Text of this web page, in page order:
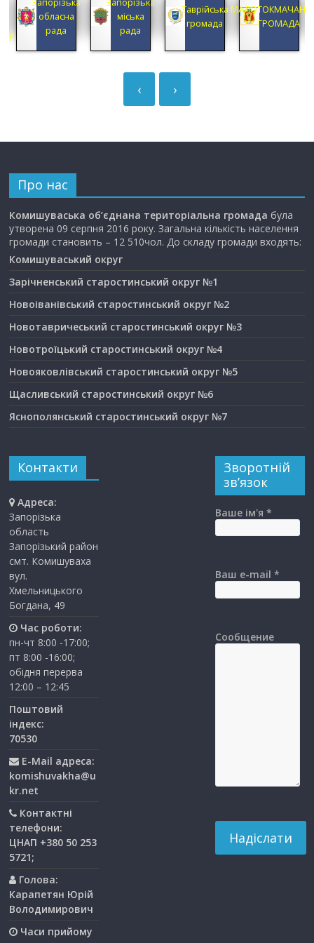
обласна
рада
міська
рада
Таврійська
громада
ГРОМАДА
›
‹
Про нас
Комишуваська об’єднана територіальна громада була
утворена 09 серпня 2016 року. Загальна кількість населення
громади становить – 12 510чол. До складу громади входять:
Комишуваський округ
Зарічненський старостинський округ №1
Новоіванівський старостинський округ №2
Новотавричеський старостинський округ №3
Новотроїцький старостинський округ №4
Новояковлівський старостинський округ №5
Щасливський старостинський округ №6
Яснополянський старостинський округ №7
Контакти
Адреса:
Запорізька
область
Запорізький район
смт. Комишуваха
вул.
Хмельницького
Богдана, 49
Час роботи:
пн-чт 8:00 -17:00;
пт 8:00 -16:00;
обідня перерва
12:00 – 12:45
Поштовий
індекс:
70530
E-Mail адреса:
komishuvakha@u
kr.net
Контактні
телефони:
ЦНАП +380 50 253
5721;
Голова:
Карапетян Юрій
Володимирович
Часи прийому
Зворотній
зв’язок
Ваше ім'я *
Ваш e-mail *
Сообщение